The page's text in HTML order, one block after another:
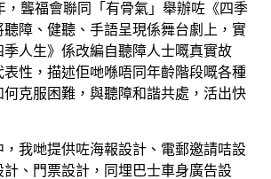
，聾福會聯同「有骨氣」舉辦咗《四季
聽障、健聽、手語呈現係舞台劇上，實
人生》係改編自聽障人士嘅真實故
性，描述佢哋喺唔同年齡階段嘅各種
克服困難，與聽障和諧共處，活出快
，我哋提供咗海報設計、電郵邀請咭設
、門票設計，同埋巴士車身廣告設